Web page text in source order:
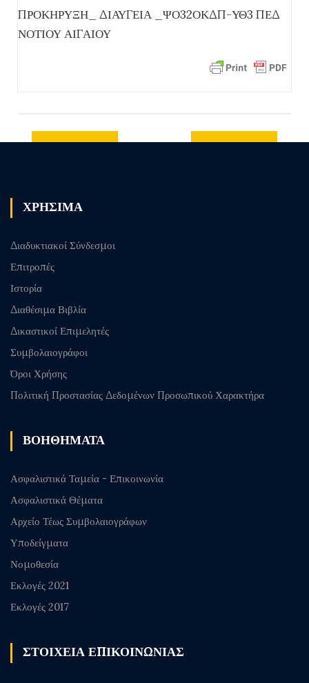
ΠΡΟΚΗΡΥΞΗ_ ΔΙΑΥΓΕΙΑ _ΨΟ32ΟΚΔΠ-ΥΘ3 ΠΕΔ
ΝΟΤΙΟΥ ΑΙΓΑΙΟΥ
ΧΡΗΣΙΜΑ
Διαδυκτιακοί Σύνδεσμοι
Επιτροπές
Ιστορία
Διαθέσιμα Βιβλία
Δικαστικοί Επιμελητές
Συμβολαιογράφοι
Όροι Χρήσης
Πολιτική Προστασίας Δεδομένων Προσωπικού Χαρακτήρα
ΒΟΗΘΗΜΑΤΑ
Ασφαλιστικά Ταμεία - Επικοινωνία
Ασφαλιστικά Θέματα
Αρχείο Τέως Συμβολαιογράφων
Υποδείγματα
Νομοθεσία
Εκλογές 2021
Εκλογές 2017
ΣΤΟΙΧΕΙΑ ΕΠΙΚΟΙΝΩΝΙΑΣ